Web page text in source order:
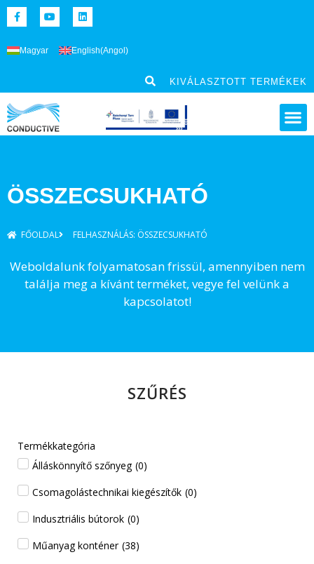
Magyar English(Angol )
KIVÁLASZTOTT TERMÉKEK
ÖSSZECSUKHATÓ
FŐOLDAL FELHASZNÁLÁS: ÖSSZECSUKHATÓ
Weboldalunk folyamatosan frissül, amennyiben nem
találja meg a kívánt terméket, vegye fel velünk a
kapcsolatot!​
SZŰRÉS
Termékkategória
Álláskönnyítő szőnyeg (0)
Csomagolástechnikai kiegészítők (0)
Indusztriális bútorok (0)
Műanyag konténer (38)